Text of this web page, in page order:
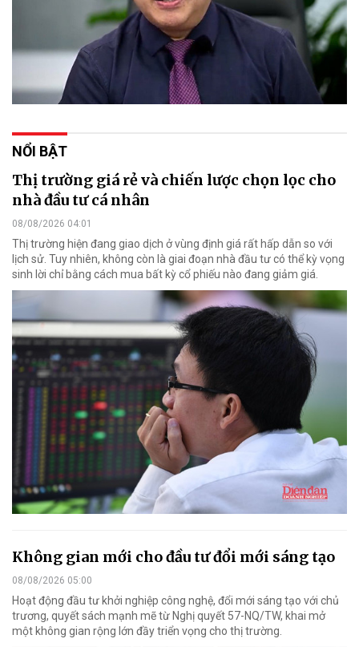
NỔI BẬT
Thị trường giá rẻ và chiến lược chọn lọc cho
nhà đầu tư cá nhân
08/08/2026 04:01
Thị trường hiện đang giao dịch ở vùng định giá rất hấp dẫn so với
lịch sử. Tuy nhiên, không còn là giai đoạn nhà đầu tư có thể kỳ vọng
sinh lời chỉ bằng cách mua bất kỳ cổ phiếu nào đang giảm giá.
Không gian mới cho đầu tư đổi mới sáng tạo
08/08/2026 05:00
Hoạt động đầu tư khởi nghiệp công nghệ, đổi mới sáng tạo với chủ
trương, quyết sách mạnh mẽ từ Nghị quyết 57-NQ/TW, khai mở
một không gian rộng lớn đầy triển vọng cho thị trường.